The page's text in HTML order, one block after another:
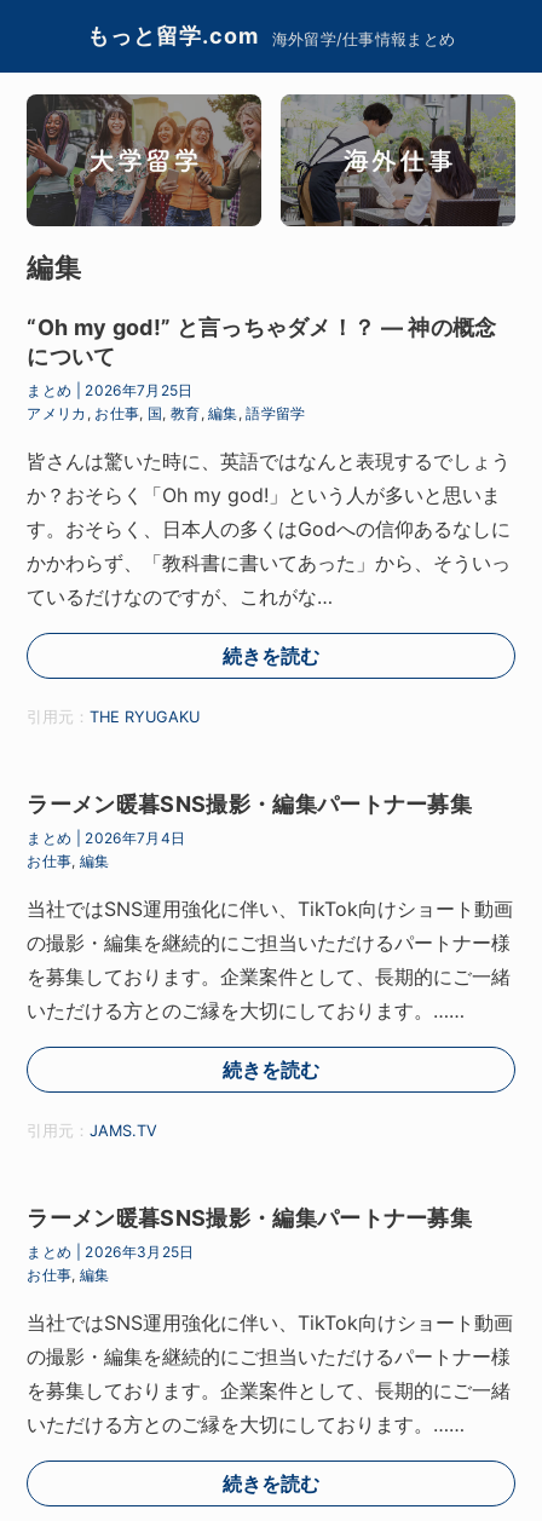
もっと留学.com 海外留学/仕事情報まとめ
編集
“Oh my god!” と言っちゃダメ！？ ― 神の概念
について
まとめ
2026年7月25日
アメリカ , お仕事, 国, 教育,編集,語学留学
皆さんは驚いた時に、英語ではなんと表現するでしょう
か？おそらく「Oh my god!」という人が多いと思いま
す。おそらく、日本人の多くはGodへの信仰あるなしに
かかわらず、「教科書に書いてあった」から、そういっ
ているだけなのですが、これがな…
続きを読む
引用元：THE RYUGAKU
ラーメン暖暮SNS撮影・編集パートナー募集
まとめ
2026年7月4日
お仕事, 編集
当社ではSNS運用強化に伴い、TikTok向けショート動画
の撮影・編集を継続的にご担当いただけるパートナー様
を募集しております。企業案件として、長期的にご一緒
いただける方とのご縁を大切にしております。……
続きを読む
引用元：JAMS.TV
ラーメン暖暮SNS撮影・編集パートナー募集
まとめ
2026年3月25日
お仕事, 編集
当社ではSNS運用強化に伴い、TikTok向けショート動画
の撮影・編集を継続的にご担当いただけるパートナー様
を募集しております。企業案件として、長期的にご一緒
いただける方とのご縁を大切にしております。……
続きを読む